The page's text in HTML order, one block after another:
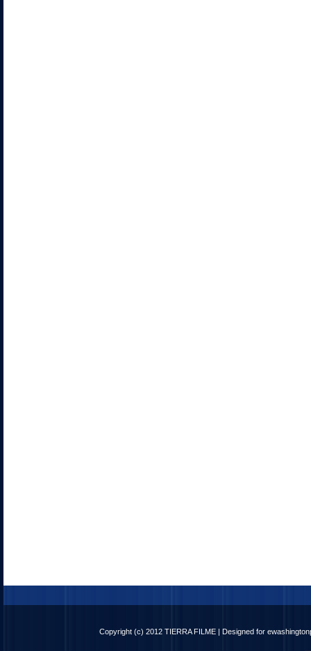
Copyright (c) 2012 TIERRA FILME | Designed for